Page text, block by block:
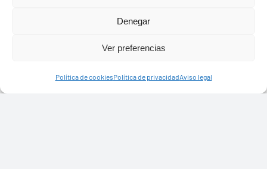
Denegar
Ver preferencias
Política de cookiesPolítica de privacidadAviso legal